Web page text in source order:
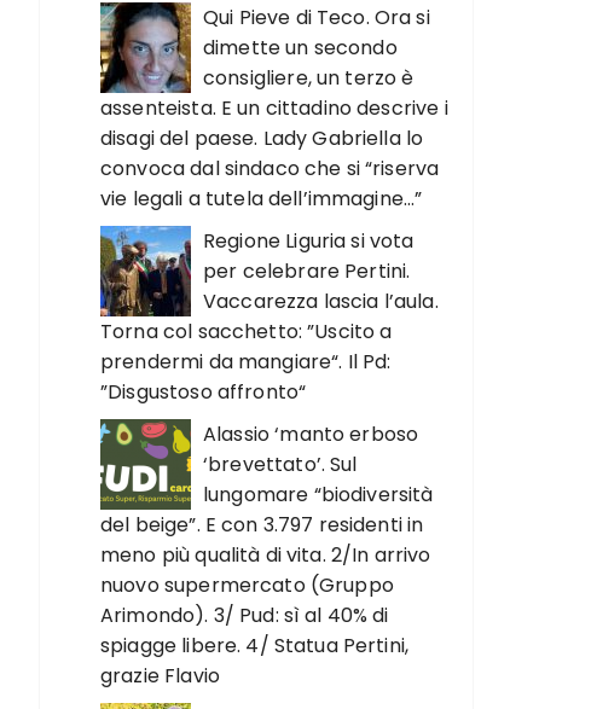
Qui Pieve di Teco. Ora si
dimette un secondo
consigliere, un terzo è
assenteista. E un cittadino descrive i
disagi del paese. Lady Gabriella lo
convoca dal sindaco che si “riserva
vie legali a tutela dell’immagine…”
Regione Liguria si vota
per celebrare Pertini.
Vaccarezza lascia l’aula.
Torna col sacchetto: ”Uscito a
prendermi da mangiare“. Il Pd:
”Disgustoso affronto“
Alassio ‘manto erboso
‘brevettato’. Sul
lungomare “biodiversità
del beige”. E con 3.797 residenti in
meno più qualità di vita. 2/In arrivo
nuovo supermercato (Gruppo
Arimondo). 3/ Pud: sì al 40% di
spiagge libere. 4/ Statua Pertini,
grazie Flavio